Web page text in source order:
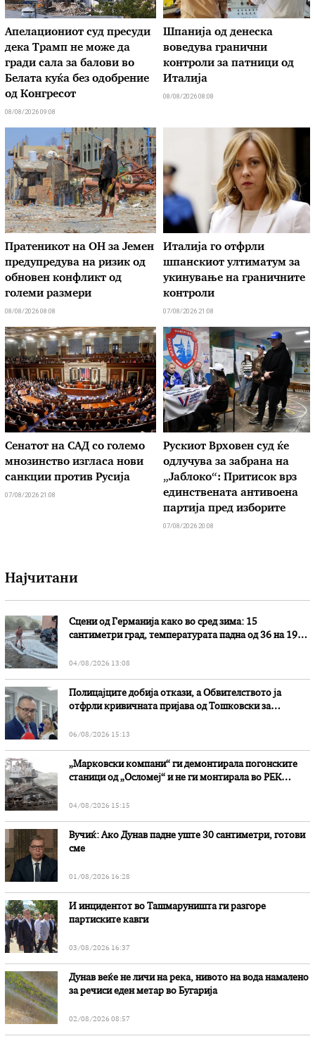
Апелациониот суд пресуди
дека Трамп не може да
гради сала за балови во
Белата куќа без одобрение
од Конгресот
08/08/2026 09:08
Шпанија од денеска
воведува гранични
контроли за патници од
Италија
08/08/2026 08:08
Пратеникот на ОН за Јемен
предупредува на ризик од
обновен конфликт од
големи размери
08/08/2026 08:08
Италија го отфрли
шпанскиот ултиматум за
укинување на граничните
контроли
07/08/2026 21:08
Сенатот на САД со големо
мнозинство изгласа нови
санкции против Русија
07/08/2026 21:08
Рускиот Врховен суд ќе
одлучува за забрана на
„Јаблоко“: Притисок врз
единствената антивоена
партија пред изборите
07/08/2026 20:08
Најчитани
Сцени од Германија како во сред зима: 15
сантиметри град, температурата падна од 36 на 19
04/08/2026 13:08
Полицајците добија откази, а Обвителството ја
отфрли кривичната пријава од Тошковски за
06/08/2026 15:13
„Марковски компани“ ги демонтирала погонските
станици од „Осломеј“ и не ги монтирала во РЕК
04/08/2026 15:15
Вучиќ: Ако Дунав падне уште 30 сантиметри, готови
сме
01/08/2026 16:28
И инцидентот во Ташмаруништa ги разгоре
партиските кавги
03/08/2026 16:37
Дунав веќе не личи на река, нивото на вода намалено
за речиси еден метар во Бугарија
02/08/2026 08:57